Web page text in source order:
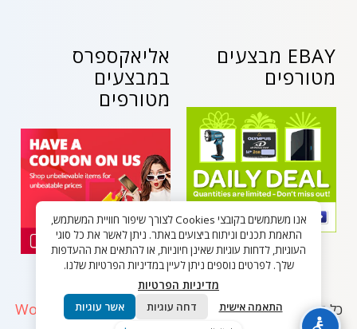
אליאקספרס
במבצעים
מטורפים
EBAY מבצעים
מטורפים
כל הזכויות שמורות - בלאק פריידי ישראל 2026
WordPress
אנו משתמשים בקובצי Cookies לצורך שיפור חוויית המשתמש,
התאמת תכנים וניתוח ביצועים באתר. ניתן לאשר את כל סוגי
העוגיות, לדחות עוגיות שאינן חיוניות, או להתאים את ההעדפות
שלך. לפרטים נוספים ניתן לעיין במדיניות הפרטיות שלנו.
מדיניות הפרטיות
התאמה אישית דחה עוגיות אשר עוגיות